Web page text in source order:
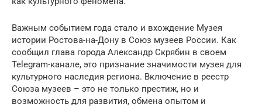
Важным событием года стало и вхождение Музея
истории Ростова-на-Дону в Союз музеев России. Как
сообщил глава города Александр Скрябин в своем
Telegram-канале, это признание значимости музея для
культурного наследия региона. Включение в реестр
Союза музеев – это не только престиж, но и
возможность для развития, обмена опытом и